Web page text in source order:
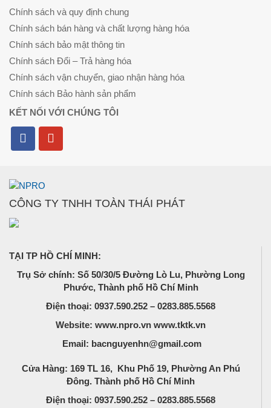
Chính sách và quy định chung
Chính sách bán hàng và chất lượng hàng hóa
Chính sách bảo mật thông tin
Chính sách Đổi – Trả hàng hóa
Chính sách vận chuyển, giao nhận hàng hóa
Chính sách Bảo hành sản phẩm
KẾT NỐI VỚI CHÚNG TÔI
CÔNG TY TNHH TOÀN THÁI PHÁT
TẠI TP HỒ CHÍ MINH:
Trụ Sở chính: Số 50/30/5 Đường Lò Lu, Phường Long
Phước, Thành phố Hồ Chí Minh
Điện thoại: 0937.590.252 – 0283.885.5568
Website: www.npro.vn www.tktk.vn
Email: bacnguyenhn@gmail.com
Cửa Hàng: 169 TL 16, Khu Phố 19, Phường An Phú
Đông. Thành phố Hồ Chí Minh
Điện thoại: 0937.590.252 – 0283.885.5568